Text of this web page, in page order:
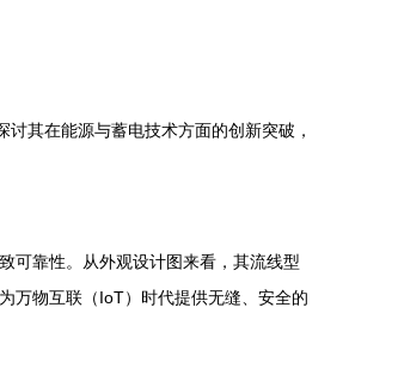
其在能源与蓄电技术方面的创新突破，
可靠性。从外观设计图来看，其流线型
万物互联（IoT）时代提供无缝、安全的